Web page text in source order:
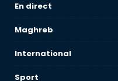
En direct
Maghreb
International
Sport